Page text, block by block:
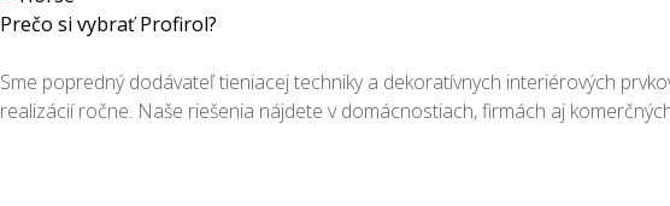
Prečo si vybrať Profirol?
Sme popredný dodávateľ tieniacej techniky a dekoratívnych interiérových
realizácií ročne. Naše riešenia nájdete v domácnostiach, firmách aj